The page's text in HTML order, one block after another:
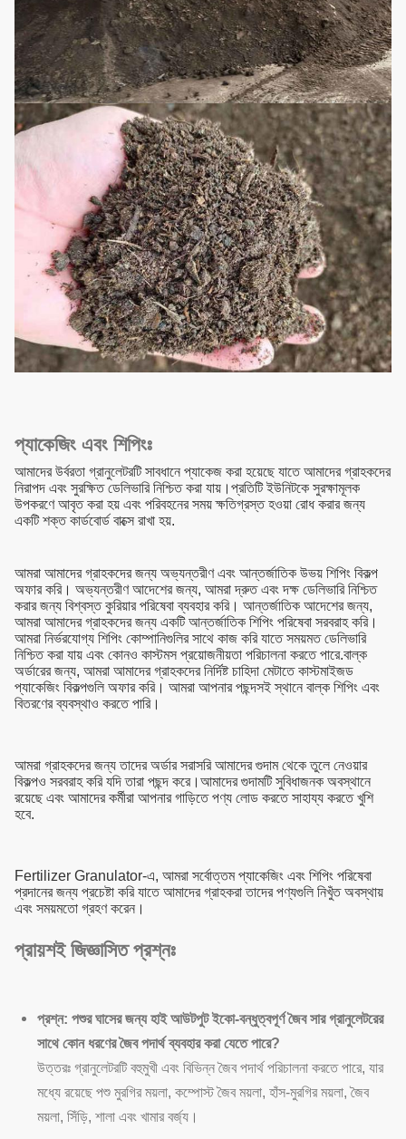
প্যাকেজিং এবং শিপিংঃ
আমাদের উর্বরতা গ্রানুলেটরটি সাবধানে প্যাকেজ করা হয়েছে যাতে আমাদের গ্রাহকদের
নিরাপদ এবং সুরক্ষিত ডেলিভারি নিশ্চিত করা যায়।প্রতিটি ইউনিটকে সুরক্ষামূলক
উপকরণে আবৃত করা হয় এবং পরিবহনের সময় ক্ষতিগ্রস্ত হওয়া রোধ করার জন্য
একটি শক্ত কার্ডবোর্ড বাক্সে রাখা হয়.
আমরা আমাদের গ্রাহকদের জন্য অভ্যন্তরীণ এবং আন্তর্জাতিক উভয় শিপিং বিকল্প
অফার করি। অভ্যন্তরীণ আদেশের জন্য, আমরা দ্রুত এবং দক্ষ ডেলিভারি নিশ্চিত
করার জন্য বিশ্বস্ত কুরিয়ার পরিষেবা ব্যবহার করি। আন্তর্জাতিক আদেশের জন্য,
আমরা আমাদের গ্রাহকদের জন্য একটি আন্তর্জাতিক শিপিং পরিষেবা সরবরাহ করি।
আমরা নির্ভরযোগ্য শিপিং কোম্পানিগুলির সাথে কাজ করি যাতে সময়মত ডেলিভারি
নিশ্চিত করা যায় এবং কোনও কাস্টমস প্রয়োজনীয়তা পরিচালনা করতে পারে.বাল্ক
অর্ডারের জন্য, আমরা আমাদের গ্রাহকদের নির্দিষ্ট চাহিদা মেটাতে কাস্টমাইজড
প্যাকেজিং বিকল্পগুলি অফার করি। আমরা আপনার পছন্দসই স্থানে বাল্ক শিপিং এবং
বিতরণের ব্যবস্থাও করতে পারি।
আমরা গ্রাহকদের জন্য তাদের অর্ডার সরাসরি আমাদের গুদাম থেকে তুলে নেওয়ার
বিকল্পও সরবরাহ করি যদি তারা পছন্দ করে।আমাদের গুদামটি সুবিধাজনক অবস্থানে
রয়েছে এবং আমাদের কর্মীরা আপনার গাড়িতে পণ্য লোড করতে সাহায্য করতে খুশি
হবে.
Fertilizer Granulator-এ, আমরা সর্বোত্তম প্যাকেজিং এবং শিপিং পরিষেবা
প্রদানের জন্য প্রচেষ্টা করি যাতে আমাদের গ্রাহকরা তাদের পণ্যগুলি নিখুঁত অবস্থায়
এবং সময়মতো গ্রহণ করেন।
প্রায়শই জিজ্ঞাসিত প্রশ্নঃ
প্রশ্ন: পশুর ঘাসের জন্য হাই আউটপুট ইকো-বন্ধুত্বপূর্ণ জৈব সার গ্রানুলেটরের
সাথে কোন ধরণের জৈব পদার্থ ব্যবহার করা যেতে পারে?
উত্তরঃ গ্রানুলেটরটি বহুমুখী এবং বিভিন্ন জৈব পদার্থ পরিচালনা করতে পারে, যার
মধ্যে রয়েছে পশু মুরগির ময়লা, কম্পোস্ট জৈব ময়লা, হাঁস-মুরগির ময়লা, জৈব
ময়লা, সিঁড়ি, শালা এবং খামার বর্জ্য।